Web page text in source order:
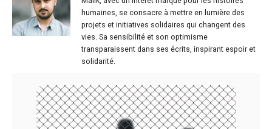
humaines, se consacre à mettre en lumière des
projets et initiatives solidaires qui changent des
vies. Sa sensibilité et son optimisme
transparaissent dans ses écrits, inspirant espoir et
solidarité.